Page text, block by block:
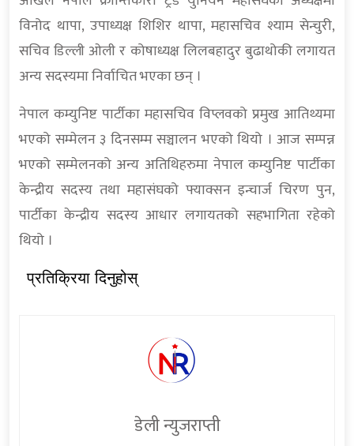
विनोद थापा, उपाध्यक्ष शिशिर थापा, महासचिव श्याम सेन्चुरी,
सचिव डिल्ली ओली र कोषाध्यक्ष लिलबहादुर बुढाथोकी लगायत
अन्य सदस्यमा निर्वाचित भएका छन् ।
नेपाल कम्युनिष्ट पार्टीका महासचिव विप्लवको प्रमुख आतिथ्यमा
भएको सम्मेलन ३ दिनसम्म सञ्चालन भएको थियो । आज सम्पन्न
भएको सम्मेलनको अन्य अतिथिहरुमा नेपाल कम्युनिष्ट पार्टीका
केन्द्रीय सदस्य तथा महासंघको फ्याक्सन इन्चार्ज चिरण पुन,
पार्टीका केन्द्रीय सदस्य आधार लगायतको सहभागिता रहेको
थियो ।
प्रतिक्रिया दिनुहोस्
डेली न्युजराप्ती